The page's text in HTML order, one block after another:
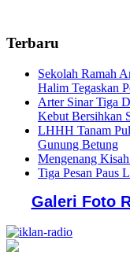
Terbaru
Sekolah Ramah
Halim Tegaskan
Arter Sinar Tiga
Kebut Bersihkan
LHHH Tanam
Gunung Betung
Mengenang
Tiga Pesan Paus
Galeri Foto